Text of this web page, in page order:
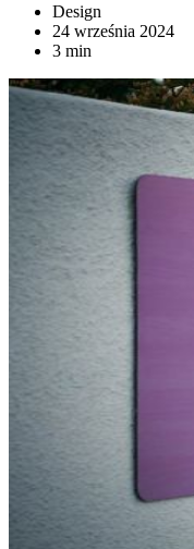
Design
24 września 2024
3 min